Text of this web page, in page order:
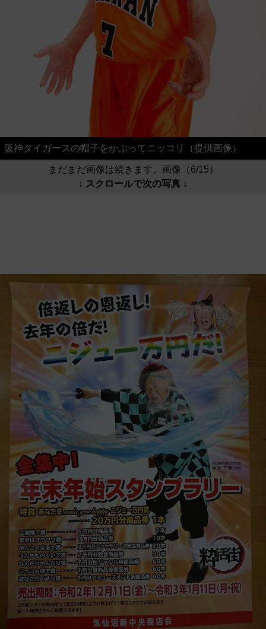
阪神タイガースの帽子をかぶってニッコリ（提供画像）
まだまだ画像は続きます。画像（6/15）
↓ スクロールで次の写真 ↓